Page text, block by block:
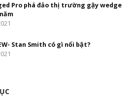
Pro phá đảo thị trường gậy wedge
Stan Smith có gì nổi bật?